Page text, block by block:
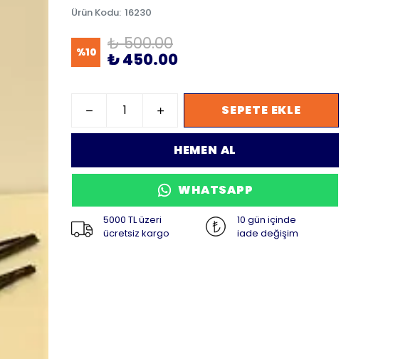
Ürün Kodu: 16230
%10 ₺ 500.00
₺ 450.00
SEPETE EKLE
HEMEN AL
WHATSAPP
5000 TL üzeri
ücretsiz kargo
10 gün içinde
iade değişim